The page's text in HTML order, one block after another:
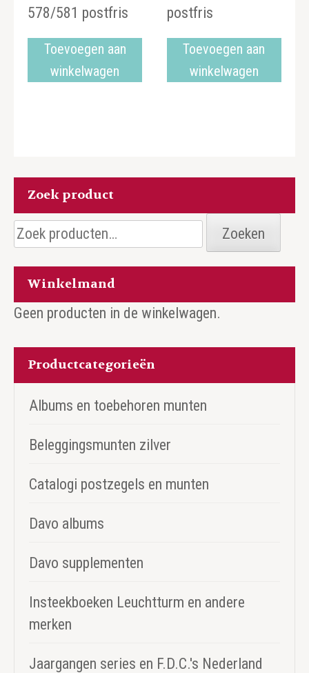
578/581 postfris
Toevoegen aan
winkelwagen
postfris
Toevoegen aan
winkelwagen
Zoek product
Zoeken
naar:
Zoeken
Winkelmand
Geen producten in de winkelwagen.
Productcategorieën
Albums en toebehoren munten
Beleggingsmunten zilver
Catalogi postzegels en munten
Davo albums
Davo supplementen
Insteekboeken Leuchtturm en andere
merken
Jaargangen series en F.D.C.'s Nederland